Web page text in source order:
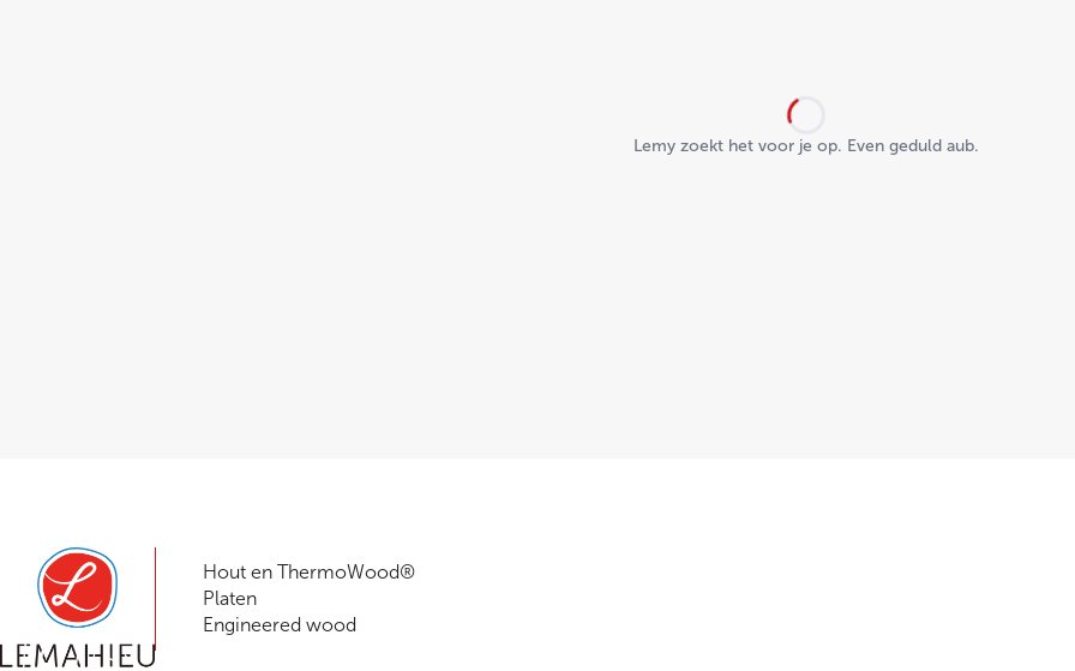
Loading...
Lemy zoekt het voor je op. Even geduld aub.
Shopware
Hout en ThermoWood®
Platen
Engineered wood